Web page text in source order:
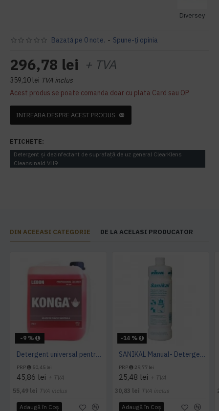
Diversey
Bazată pe 0 note. - Spune-ţi opinia
296,78 lei + TVA
359,10 lei TVA inclus
Acest produs se poate comanda doar cu plata Card sau OP
INTREABA DESPRE ACEST PRODUS
ETICHETE:
Detergent și dezinfectant de suprafață de uz general ClearKlens
Cleansinald VH9
DIN ACEEASI CATEGORIE DE LA ACELASI PRODUCATOR
-9 %
Detergent universal pentru suprafete, Professional Cleaner, Konga, 5 L
PRP 50,45 lei
45,86 lei + TVA
55,49 lei TVA inclus
Adaugă în Coş
-14 %
SANIKAL Manual- Detergent pentru obiecte sanitare, 1 L, Kiehl
PRP 29,77 lei
25,48 lei + TVA
30,83 lei TVA inclus
Adaugă în Coş